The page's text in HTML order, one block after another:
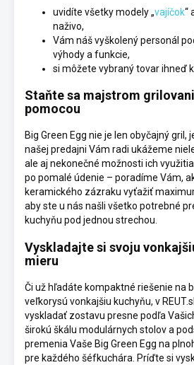
uvidíte všetky modely „vajíčok“
naživo,
Vám náš vyškolený personál
výhody a funkcie,
si môžete vybraný tovar ihneď
Staňte sa majstrom
pomocou
Big Green Egg nie je len obyčajný gril,
našej predajni Vám radi ukážeme
ale aj nekonečné možnosti ich
po pomalé údenie – poradíme Vám,
keramického zázraku vyťažiť
aby ste u nás našli všetko potrebné
kuchyňu pod jednou strechou.
Vyskladajte si svoju
mieru
Či už hľadáte kompaktné riešenie na
veľkorysú vonkajšiu kuchyňu, v
vyskladať zostavu presne podľa
širokú škálu modulárnych stolov a
premenia Vaše Big Green Egg na
pre každého šéfkuchára. Príďte si